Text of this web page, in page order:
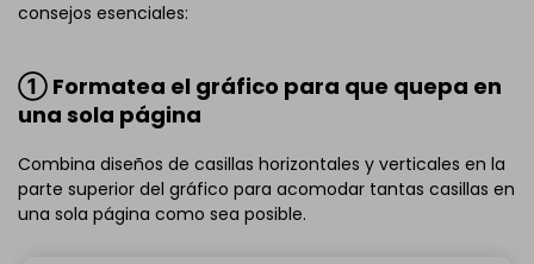
consejos esenciales:
① Formatea el gráfico para que quepa en
una sola página
Combina diseños de casillas horizontales y verticales en la
parte superior del gráfico para acomodar tantas casillas en
una sola página como sea posible.